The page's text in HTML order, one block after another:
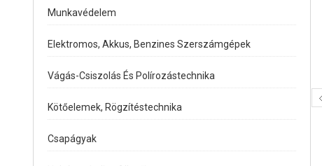
Munkavédelem
Elektromos, Akkus, Benzines Szerszámgépek
Vágás-Csiszolás És Polírozástechnika
Kötőelemek, Rögzítéstechnika
Csapágyak